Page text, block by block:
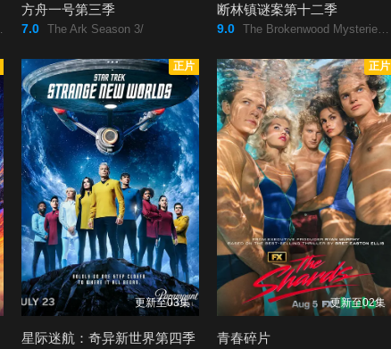
方舟一号第三季
7.0 The Ark Season 3/
断林镇谜案第十二季
9.0 The Brokenwood Mysteries Season 12/
正片
更新至03集
星际迷航：奇异新世界第四季
正片
更新至02集
青春碎片